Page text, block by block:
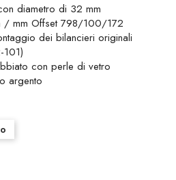
diametro di 32 mm
/ mm Offset 798/100/172
dei bilancieri originali
con perle di vetro
argento